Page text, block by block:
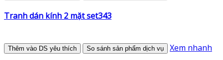
Tranh dán kính 2 mặt set343
Thêm vào DS yêu thích So sánh sản phẩm dịch vụ Xem nhanh